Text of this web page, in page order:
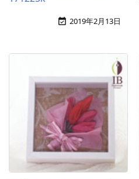
 2019年2月13日